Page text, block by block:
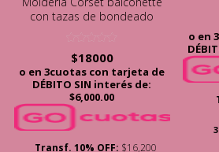
con tazas de bondeado
con
5.00
de 5
$18000
o en 3cuotas con tarjeta de
DÉBITO SIN interés de:
$6,000.00
Transf. 10% OFF: $16,200
o en
3